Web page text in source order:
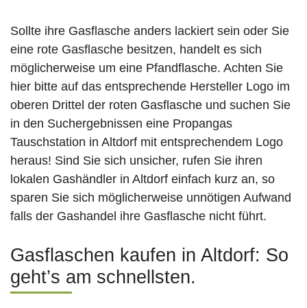
Sollte ihre Gasflasche anders lackiert sein oder Sie
eine rote Gasflasche besitzen, handelt es sich
möglicherweise um eine Pfandflasche. Achten Sie
hier bitte auf das entsprechende Hersteller Logo im
oberen Drittel der roten Gasflasche und suchen Sie
in den Suchergebnissen eine Propangas
Tauschstation in Altdorf mit entsprechendem Logo
heraus! Sind Sie sich unsicher, rufen Sie ihren
lokalen Gashändler in Altdorf einfach kurz an, so
sparen Sie sich möglicherweise unnötigen Aufwand
falls der Gashandel ihre Gasflasche nicht führt.
Gasflaschen kaufen in Altdorf: So
geht’s am schnellsten.